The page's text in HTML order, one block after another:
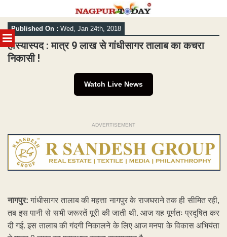
MENU
Skip
to
content
Published On : Wed, Jan 24th, 2018
हास्यास्पद : मात्र 9 लाख से गांधीसागर तालाब का कचरा
निकासी !
Watch Live News
ADVERTISEMENT
नागपुर: गांधीसागर तालाब की महत्ता नागपुर के राजघराने तक ही सीमित रही,
तब इस पानी से सभी जरूरतें पूरी की जाती थी. आज यह पूर्णतः प्रदूषित कर
दी गई. इस तालाब की गंदगी निकालने के लिए आज मनपा के विकास अभियंता